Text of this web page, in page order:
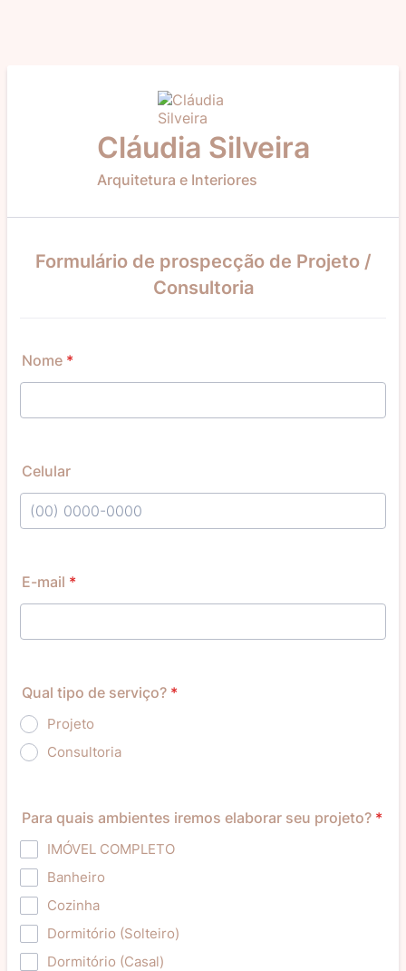
Cláudia Silveira
Arquitetura e Interiores
Formulário de prospecção de Projeto /
Consultoria
Nome *
Celular
E-mail *
Qual tipo de serviço? *
Projeto
Consultoria
Para quais ambientes iremos elaborar seu projeto? *
IMÓVEL COMPLETO
Banheiro
Cozinha
Dormitório (Solteiro)
Dormitório (Casal)